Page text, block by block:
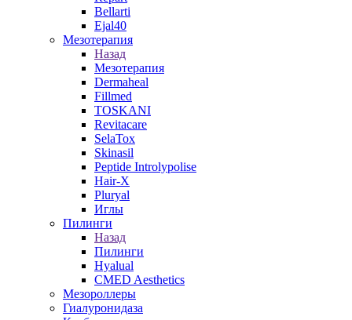
Bellarti
Ejal40
Мезотерапия
Назад
Мезотерапия
Dermaheal
Fillmed
TOSKANI
Revitacare
SelaTox
Skinasil
Peptide Introlypolise
Hair-X
Pluryal
Иглы
Пилинги
Назад
Пилинги
Hyalual
CMED Aesthetics
Мезороллеры
Гиалуронидаза